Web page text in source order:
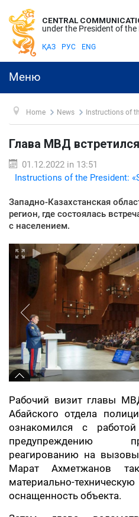
CENTRAL
under the President of
ҚАЗ РУС ENG
Меню
Home News Instructions of
Глава МВД
01.12.2022 in 13:51
Instructions of the President:
Западно-Казахстанская
регион, где состоялась
с населением.
Рабочий визит главы
Абайского отдела
ознакомился с
предупреждению
реагированию на
Марат Ахметжанов
материально-
оснащенность объекта.